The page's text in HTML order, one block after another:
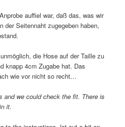
auffiel war, daß das, was wir
der Seitennaht zugegeben haben,
die Hose auf der Taille zu
knapp 4cm Zugabe hat. Das
wie vor nicht so recht…
and we could check the fit. There is
it.